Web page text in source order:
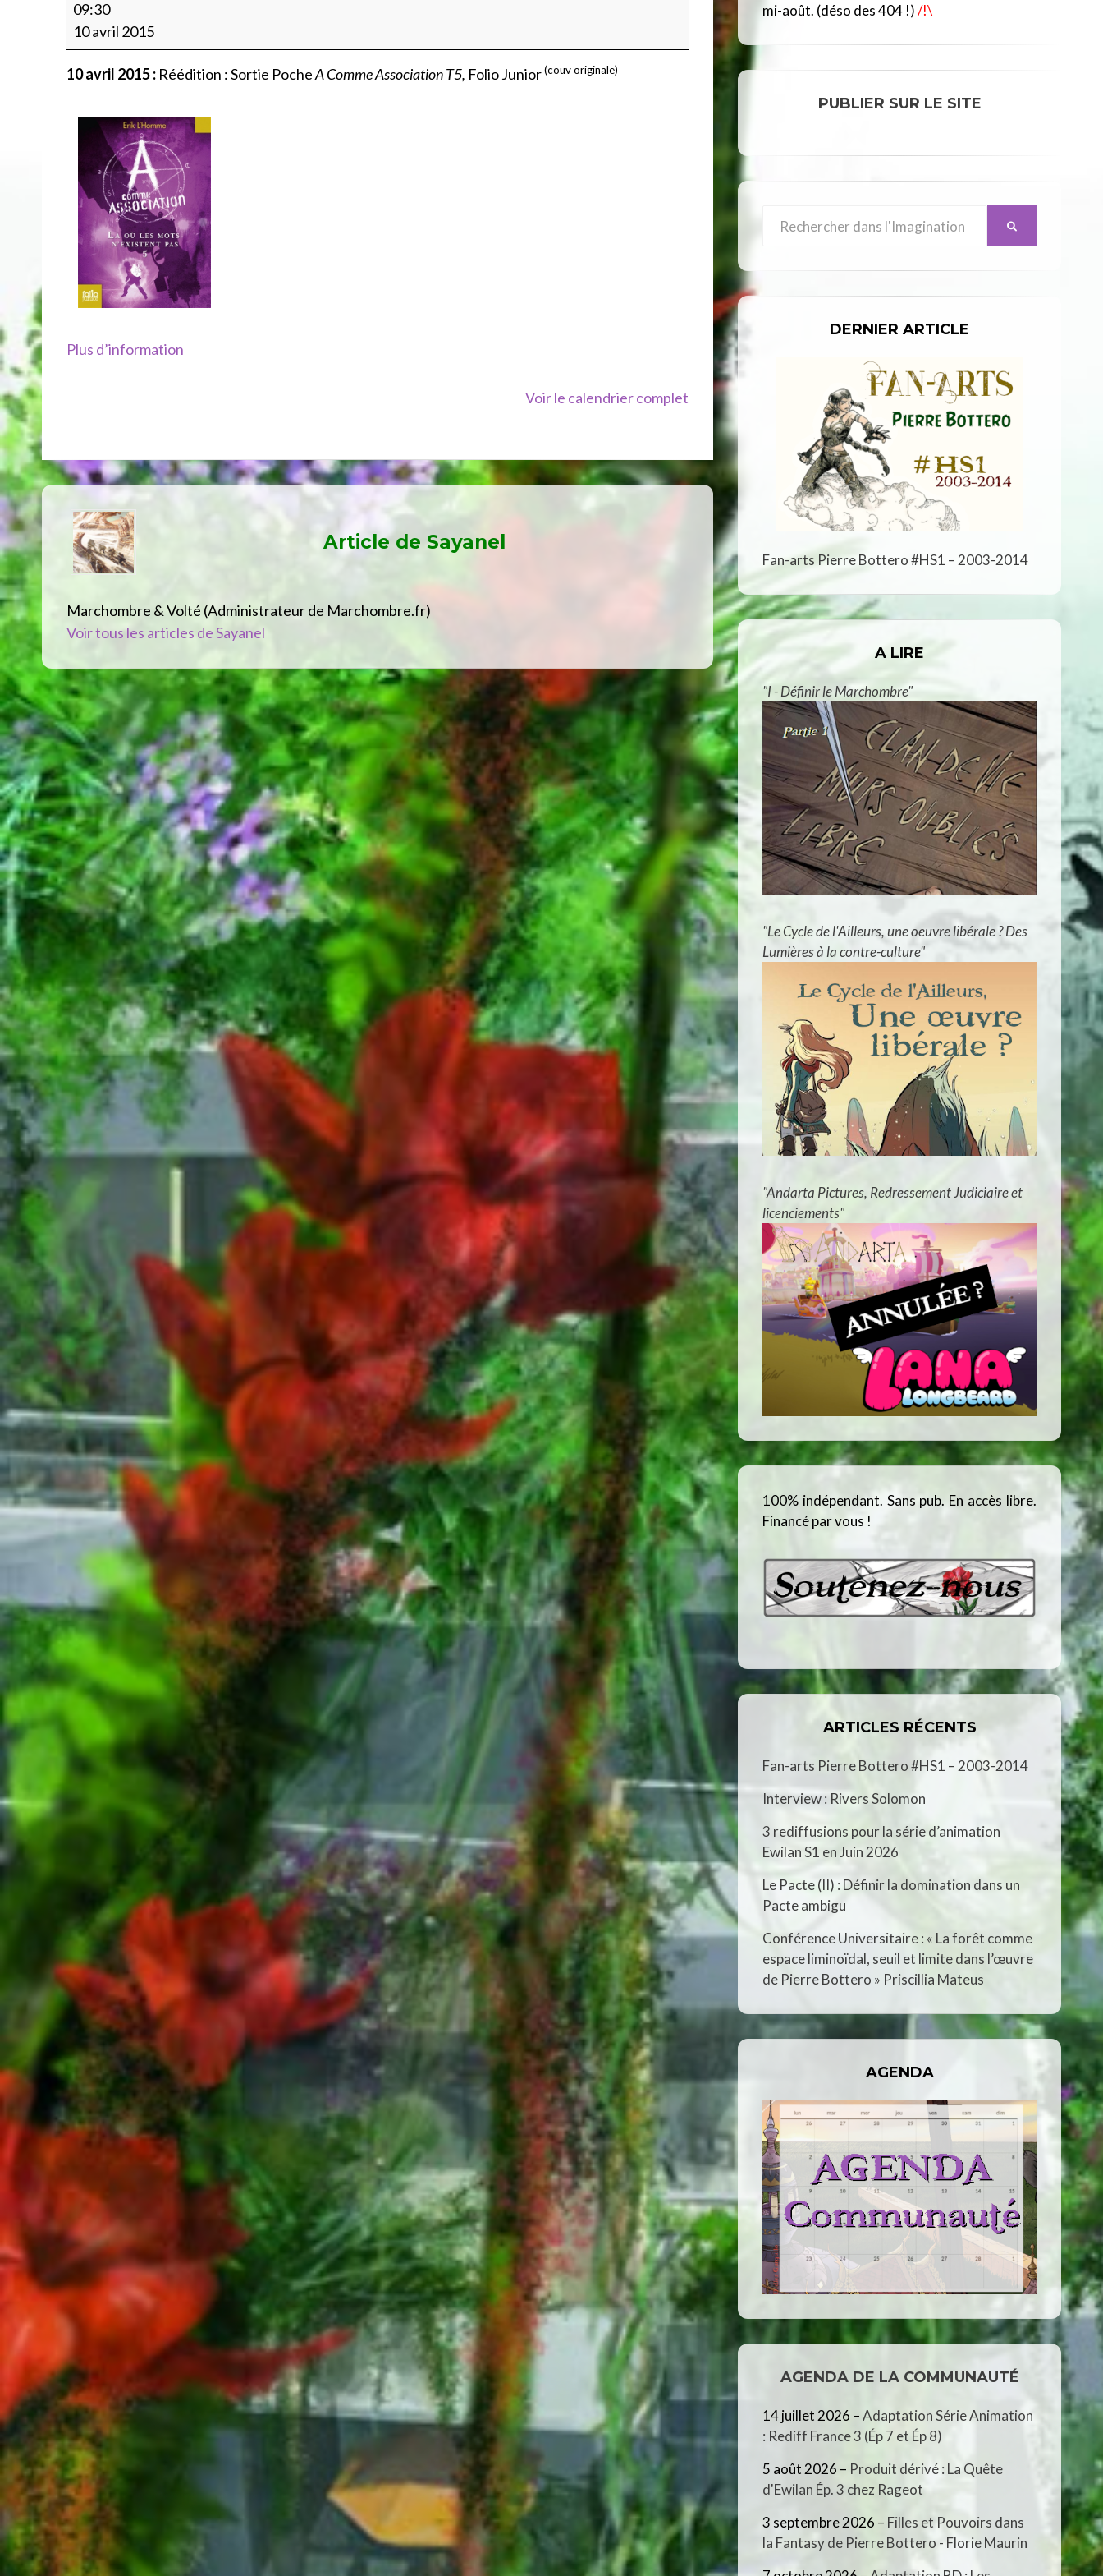
C
Sortie
Poche
A
Association
Junior
(couv
originale)
09:30
10 avril 2015
10 avril 2015 : Réédition : Sortie PocheA Comme Association T5, Folio Junior(couv originale)
Plus d’information
Voir le calendrier complet
Article de Sayanel
Marchombre & Volté (Administrateur de Marchombre.fr)
Voir tous les articles de Sayanel
mi-août. (déso des 404 !)/!\
PUBLIER SUR LE SITE
for:
DERNIER ARTICLE
Fan-arts Pierre Bottero #HS1 – 2003-2014
A LIRE
"I - Définir le Marchombre"
"Le Cycle de l'Ailleurs, une oeuvre libérale ? Des
Lumières à la contre-culture"
"Andarta Pictures, Redressement Judiciaire et
licenciements"
100% indépendant. Sans pub. En accès libre.
Financé par vous !
ARTICLES RÉCENTS
Fan-arts Pierre Bottero #HS1 – 2003-2014
Interview : Rivers Solomon
3 rediffusions pour la série d’animation
Ewilan S1 en Juin 2026
Le Pacte (II) : Définir la domination dans un
Pacte ambigu
Conférence Universitaire : « La forêt comme
espace liminoïdal, seuil et limite dans l’œuvre
de Pierre Bottero » Priscillia Mateus
AGENDA
AGENDA DE LA COMMUNAUTÉ
14 juillet 2026 –Adaptation Série Animation
: Rediff France 3 (Ép 7 et Ép 8)
5 août 2026 – Produit dérivé : La Quête
d'Ewilan Ép. 3 chez Rageot
3 septembre 2026 – Filles et Pouvoirs dans
la Fantasy de Pierre Bottero - Florie Maurin